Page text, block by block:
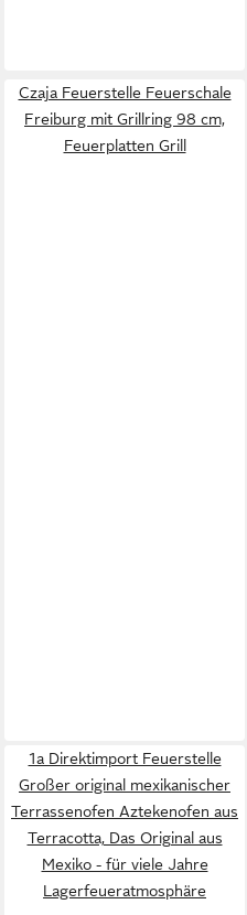
Czaja Feuerstelle Feuerschale
Freiburg mit Grillring 98 cm,
Feuerplatten Grill
1a Direktimport Feuerstelle
Großer original mexikanischer
Terrassenofen Aztekenofen aus
Terracotta, Das Original aus
Mexiko - für viele Jahre
Lagerfeueratmosphäre